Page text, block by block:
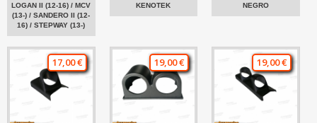
LOGAN II (12-16) / MCV
(13-) / SANDERO II (12-
16) / STEPWAY (13-)
KENOTEK
NEGRO
17,00 € 19,00 € 19,00 €